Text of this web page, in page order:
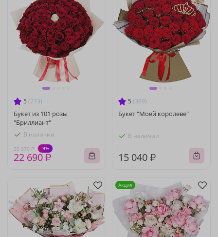
5 (273)
Букет из 101 розы
"Бриллиант"
В наличии
25 070 ₽ -9%
22 690 ₽
5 (369)
Букет "Моей королеве"
В наличии
15 040 ₽
Акция